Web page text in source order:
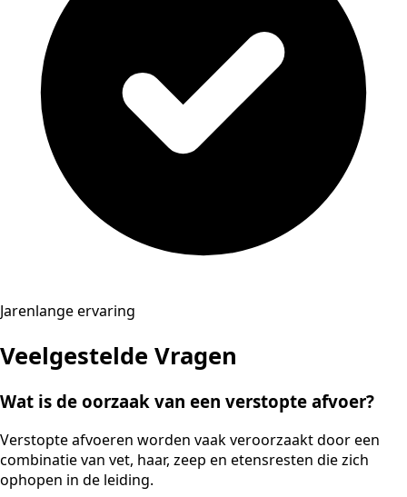
Jarenlange ervaring
Veelgestelde Vragen
Wat is de oorzaak van een verstopte afvoer?
Verstopte afvoeren worden vaak veroorzaakt door een
combinatie van vet, haar, zeep en etensresten die zich
ophopen in de leiding.